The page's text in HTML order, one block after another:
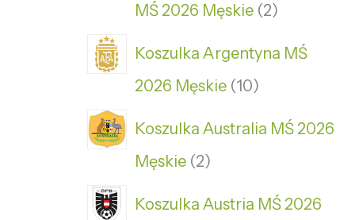
MŚ 2026 Męskie 2
Koszulka Argentyna MŚ
2026 Męskie 10
Koszulka Australia MŚ 2026
Męskie 2
Koszulka Austria MŚ 2026